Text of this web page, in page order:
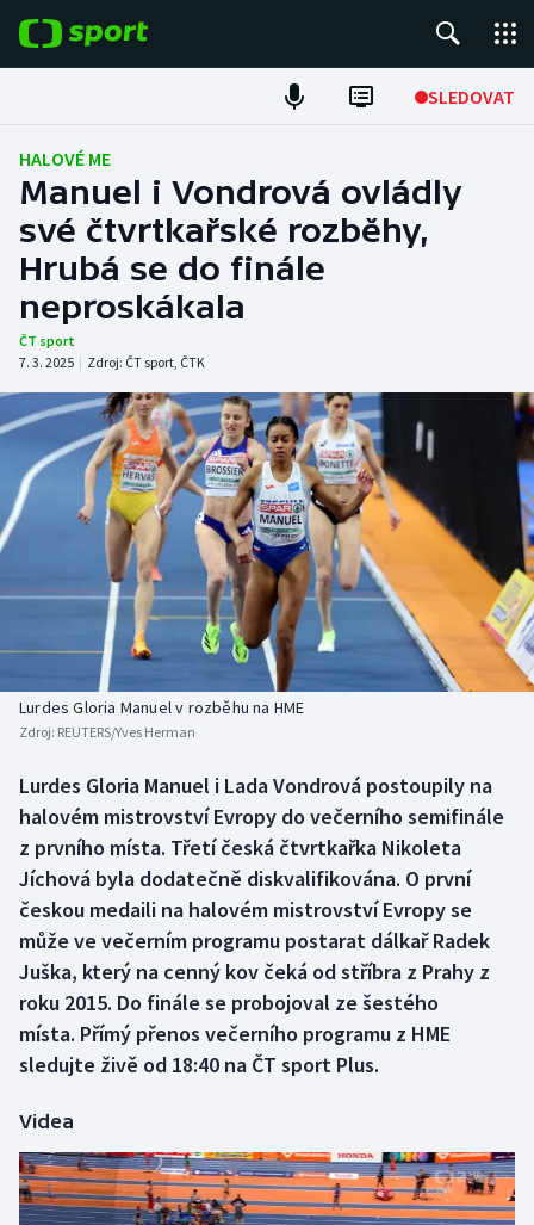
SLEDOVAT
Fotbal
Hokej
Tenis
Atletika
DALŠÍ SPORTY
Americký fotbal
Baseball a softbal
Basketbal
Biatlon
Boby a skeleton
Box
Curling
Florbal
Futsal
Golf
Gymnastika
Házená
NEPŘEHLÉDNĚTE
Soutěže
Historické návraty
Aplikace ČT sport
AZ kvíz
HALOVÉ ME
Manuel i Vondrová ovládly
své čtvrtkařské rozběhy,
Hrubá se do finále
neproskákala
ČT sport
7. 3. 2025 | Zdroj: ČT sport, ČTK
Lurdes Gloria Manuel v rozběhu na HME
Zdroj: REUTERS/Yves Herman
Lurdes Gloria Manuel i Lada Vondrová postoupily na
halovém mistrovství Evropy do večerního semifinále
z prvního místa. Třetí česká čtvrtkařka Nikoleta
Jíchová byla dodatečně diskvalifikována. O první
českou medaili na halovém mistrovství Evropy se
může ve večerním programu postarat dálkař Radek
Juška, který na cenný kov čeká od stříbra z Prahy z
roku 2015. Do finále se probojoval ze šestého
místa. Přímý přenos večerního programu z HME
sledujte živě od 18:40 na ČT sport Plus.
Videa